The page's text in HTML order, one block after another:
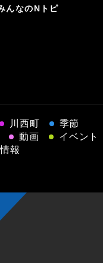
んなのNトピ
川西町
季節
動画
イベント
報